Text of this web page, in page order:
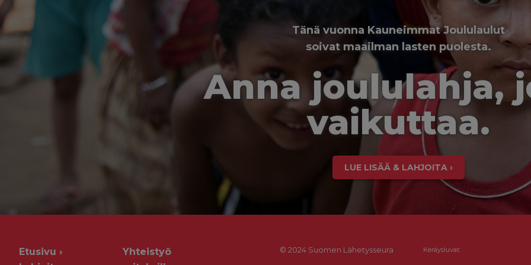
Tänä vuonna Kauneimmat Joululaulut
soivat maailman lasten puolesta.
Anna joululahja,
vaikuttaa.
LUE LISÄÄ & LAHJOITA ›
Etusivu
Yhteistyö
© 2024 Suomen Lähetysseura Keräysluvat: